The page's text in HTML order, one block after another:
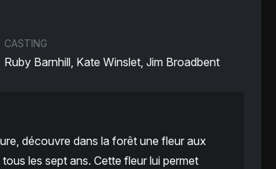
CASTING
Ruby Barnhill, Kate Winslet, Jim Broadbent
découvre dans la forêt une fleur aux
les sept ans. Cette fleur lui permet